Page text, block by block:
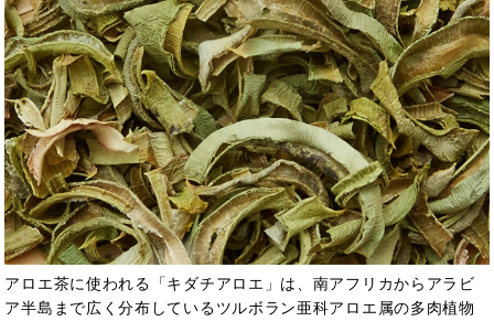
アロエ茶に使われる「キダチアロエ」は、南アフリカからアラビ
ア半島まで広く分布しているツルボラン亜科アロエ属の多肉植物